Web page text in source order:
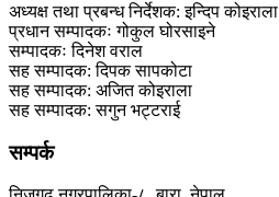
अध्यक्ष तथा प्रबन्ध निर्देशक: इन्दिप कोइराला
प्रधान सम्पादकः गोकुल घोरसाइने
सम्पादकः दिनेश वराल
सह सम्पादक: दिपक सापकोटा
सह सम्पादक: अजित कोइराला
सह सम्पादक: सगुन भट्टराई
सम्पर्क